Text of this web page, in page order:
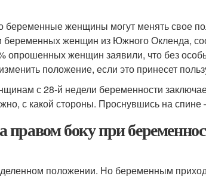
беременные женщины могут менять свое
беременных женщин из Южного Окленда,
опрошенных женщин заявили, что без
положение, если это принесет
с 28-й недели беременности
с какой стороны. Проснувшись на спине
боку при
положении. Но беременным